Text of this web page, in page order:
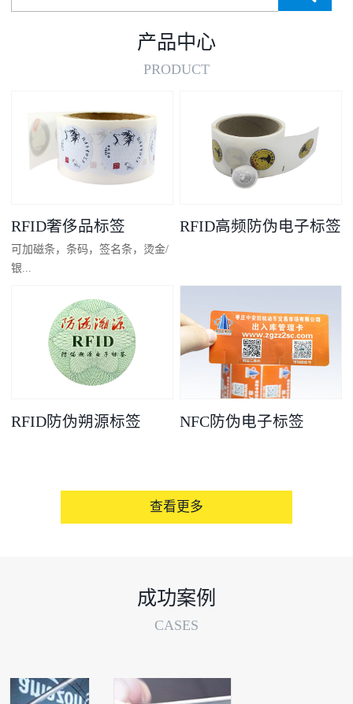
产品中心
PRODUCT
RFID奢侈品标签
可加磁条，条码，签名条，烫金/
银...
凸码，金/银底
RFID高频防伪电子标签
RFID防伪朔源标签 NFC防伪电子标签
查看更多
成功案例
CASES